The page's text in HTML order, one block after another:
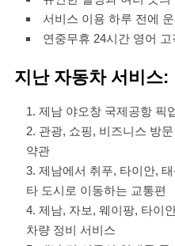
서비스 이용 하루 전에
연중무휴 24시간 영어 고
지난 자동차 서비스:
제남 야오창 국제공항 픽
관광, 쇼핑, 비즈니스 방
약관
제남에서 취푸, 타이안,
타 도시로 이동하는 교통편
제남, 자보, 웨이팡, 타이
차량 정비 서비스